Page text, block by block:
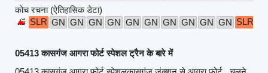
कोच रचना (ऐतिहासिक डेटा)
SLR GN GN GN GN GN GN GN GN GN GN SLR
05413 कासगंज आगरा फोर्ट स्पेशल ट्रैन के बारे में